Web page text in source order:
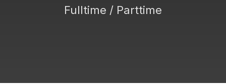
Fulltime / Parttime